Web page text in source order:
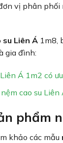
vị phân
su Liên Á 1m8,
gia đình:
Á 1m2 có
cao su
phẩm
khảo các mẫu